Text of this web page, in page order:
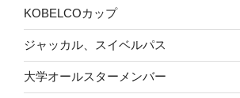
KOBELCOカップ
ジャッカル、スイベルパス
大学オールスターメンバー